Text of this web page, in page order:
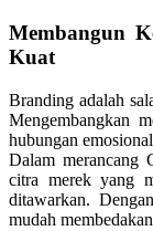
Membangun
Kuat
Branding adalah
Mengembangkan
hubungan
Dalam merancang
citra merek yang
ditawarkan.
mudah